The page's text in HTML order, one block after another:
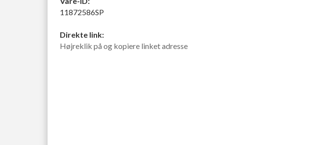
11872586SP
Direkte link:
Højreklik på og kopiere linket adresse